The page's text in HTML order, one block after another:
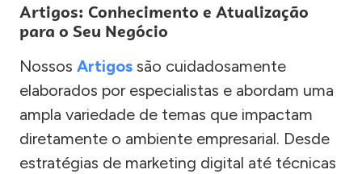
Artigos: Conhecimento e Atualização
para o Seu Negócio
Nossos Artigos são cuidadosamente
elaborados por especialistas e abordam uma
ampla variedade de temas que impactam
diretamente o ambiente empresarial. Desde
estratégias de marketing digital até técnicas